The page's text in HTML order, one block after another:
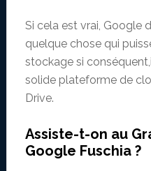
Si cela est vrai, Google
quelque chose qui
stockage si
solide plateforme de
Drive.
Assiste-t-on au
Google Fuschia ?